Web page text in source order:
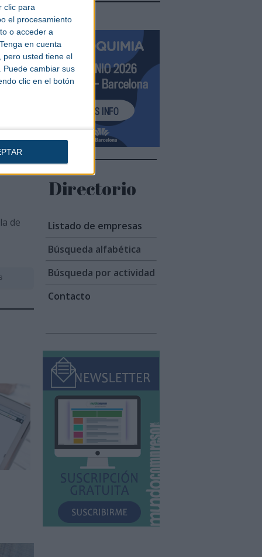
clic para
el procesamiento
o acceder a
Tenga en cuenta
pero usted tiene el
Puede cambiar sus
clic en el botón
2
de
Directorio
Listado de empresas
Búsqueda alfabética
Búsqueda por actividad
Contacto